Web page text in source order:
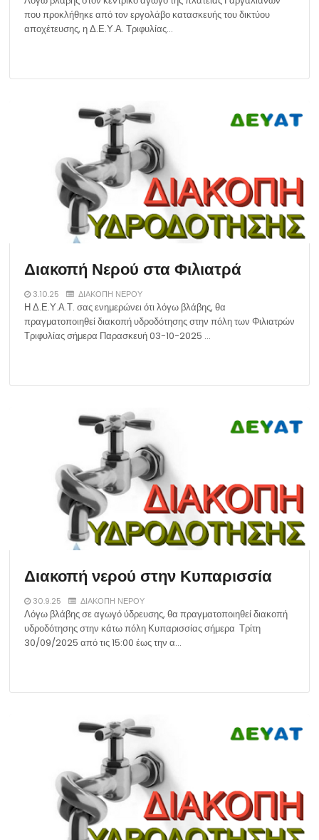
που προκλήθηκε από τον εργολάβο κατασκευής του δικτύου
αποχέτευσης, η Δ.Ε.Υ.Α. Τριφυλίας…
Διακοπή Νερού στα Φιλιατρά
3.10.25 ΔΙΑΚΟΠΗ ΝΕΡΟΥ
Η Δ.Ε.Υ.Α.Τ. σας ενημερώνει ότι λόγω βλάβης, θα
πραγματοποιηθεί διακοπή υδροδότησης στην πόλη των Φιλιατρών
Τριφυλίας σήμερα Παρασκευή 03-10-2025 …
Διακοπή νερού στην Κυπαρισσία
30.9.25 ΔΙΑΚΟΠΗ ΝΕΡΟΥ
Λόγω βλάβης σε αγωγό ύδρευσης, θα πραγματοποιηθεί διακοπή
υδροδότησης στην κάτω πόλη Κυπαρισσίας σήμερα Τρίτη
30/09/2025 από τις 15:00 έως την α…